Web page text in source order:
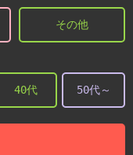
その他
40代 50代～